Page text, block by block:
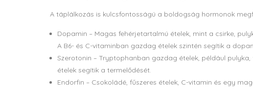
A táplálkozás is kulcsfontosságú a boldogság hormonok
Dopamin – Magas fehérjetartalmú ételek, mint a csirke,
A B6- és C-vitaminban gazdag ételek szintén segítik a
Szerotonin – Tryptophanban gazdag ételek, például
ételek segítik a termelődését.
Endorfin – Csokoládé, fűszeres ételek, C-vitamin és egy